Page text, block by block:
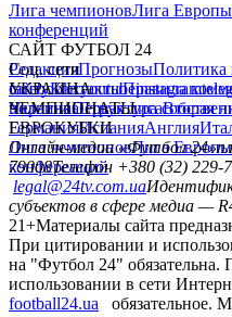
Лига чемпионовЛига Европы
конференций
САЙТ ФУТБОЛ 24
РедакцияПрогнозыПолитика
сайтуКонтактыПравила
политикаСтруктура
Соц. сети
facebookxyoutubeinstagram
УКРАИНА
УкраинаПервая лигаВторая
ЧЕМПИОНАТЫ
ГерманияИспанияАнглия
ЕВРОКУБКИ
Лига чемпионовЛига Европы
конференций
Онлайн-медиа «Футбол 24»
79008Телефон +380 (32) 229-
legal@24tv.com.ua
субъектов в сфере медиа —
21+Материалы сайта
При цитировании и
на "Футбол 24" обязательна.
использовании в сети
football24.ua
обязательное.